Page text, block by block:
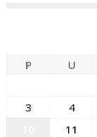
P U
3
4
11